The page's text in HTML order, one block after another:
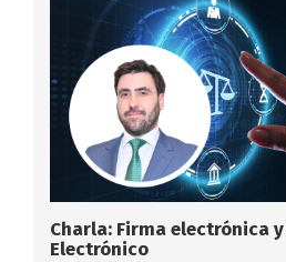
Charla: Firma electrónica
Electrónico